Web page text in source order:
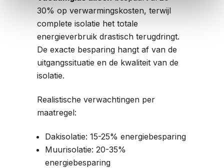
30% op verwarmingskosten, terwijl
complete isolatie het totale
energieverbruik drastisch terugdringt.
De exacte besparing hangt af van de
uitgangssituatie en de kwaliteit van de
isolatie.
Realistische verwachtingen per
maatregel:
Dakisolatie: 15-25% energiebesparing
Muurisolatie: 20-35%
energiebesparing